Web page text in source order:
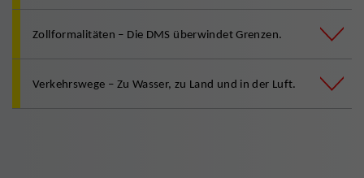
Zollformalitäten – Die DMS überwindet Grenzen.
Verkehrswege – Zu Wasser, zu Land und in der Luft.